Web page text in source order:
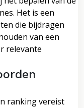
Het is een
die bijdragen
van een
relevante
ranking vereist